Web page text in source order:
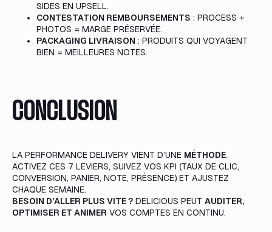
SIDES EN UPSELL.
CONTESTATION REMBOURSEMENTS : PROCESS +
PHOTOS = MARGE PRÉSERVÉE.
PACKAGING LIVRAISON : PRODUITS QUI VOYAGENT
BIEN = MEILLEURES NOTES.
CONCLUSION
LA PERFORMANCE DELIVERY VIENT D’UNE MÉTHODE.
ACTIVEZ CES 7 LEVIERS, SUIVEZ VOS KPI (TAUX DE CLIC,
CONVERSION, PANIER, NOTE, PRÉSENCE) ET AJUSTEZ
CHAQUE SEMAINE.
BESOIN D’ALLER PLUS VITE ? DELICIOUS PEUT AUDITER,
OPTIMISER ET ANIMER VOS COMPTES EN CONTINU.